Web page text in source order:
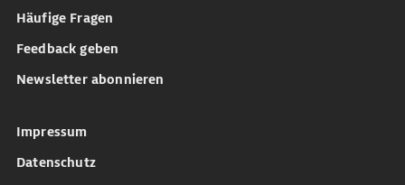
Häufige Fragen
Feedback geben
Newsletter abonnieren
Impressum
Datenschutz